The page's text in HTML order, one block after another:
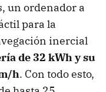
un ordenador a
para la
inercial
de 32 kWh y su
h. Con todo esto,